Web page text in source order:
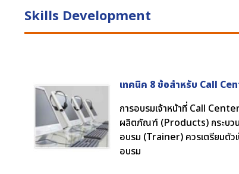
Skills Development
เทคนิค 8 ข้อสำหรับ Call
การอบรมเจ้าหน้าที่ Call
ผลิตภัณฑ์ (Products) กระบวน
อบรม (Trainer) ควรเตรียมตัว
อบรม